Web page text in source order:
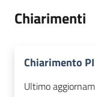
Chiarimenti
Chiarimento
Ultimo